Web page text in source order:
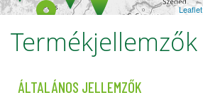
Leaflet
Termékjellemzők
ÁLTALÁNOS JELLEMZŐK